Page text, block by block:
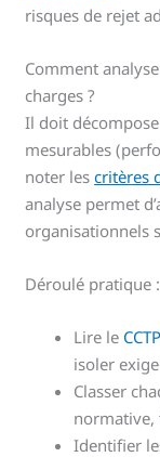
risques de rejet
Comment
charges ?
Il doit
mesurables
noter lescritères
analyse permet
organisationnels
Déroulé pratique :
Lire le CCTP
isoler
Classer
normative,
Identifier